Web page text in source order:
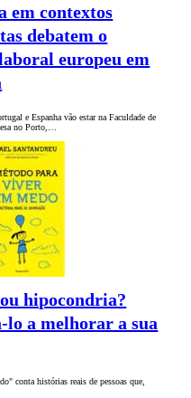
em contextos
debatem o
europeu em
e Espanha vão estar na Faculdade de
no Porto,…
hipocondria?
a melhorar a sua
conta histórias reais de pessoas que,